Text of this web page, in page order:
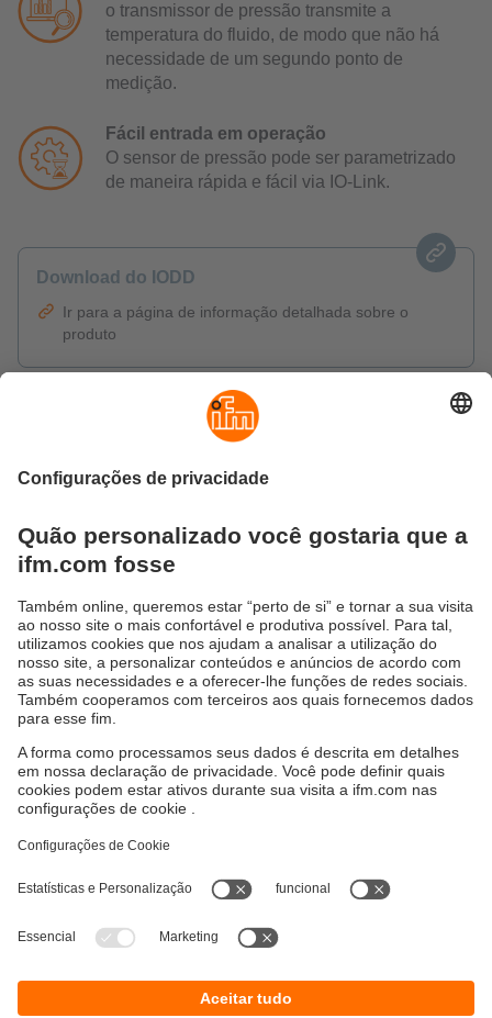
o transmissor de pressão transmite a
temperatura do fluido, de modo que não há
necessidade de um segundo ponto de
medição.
Fácil entrada em operação
O sensor de pressão pode ser parametrizado
de maneira rápida e fácil via IO-Link.
Download do IODD
Ir para a página de informação detalhada sobre o
produto
Sustentabilidade
Termos e condições gerais
Política de garantia
Localidades (EN)
Proteção de dados
Responsible Disclosure
ifm electronic Ltda.
Perini Business Park - R. Dona Francisca,
Joinville - SC, 89219-600
(Escritório)
R. Padre Estevão Pernet, 718
Tel.